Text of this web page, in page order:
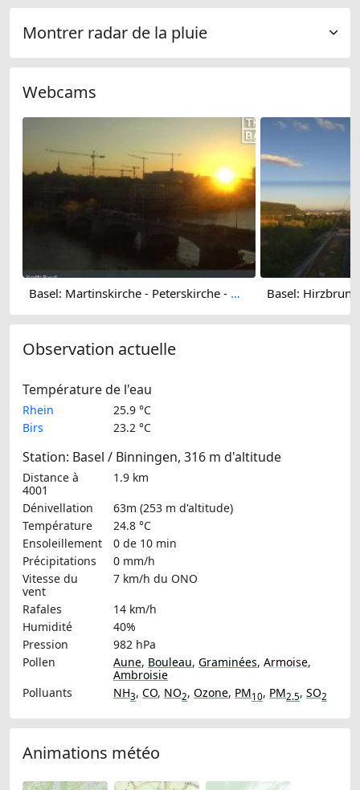
Montrer radar de la pluie
Webcams
Basel: Martinskirche - Peterskirche - Middle Bridge, Basel - Basel Minster - Pfalz - Universität Basel - Spalentor - Rhine Promenade - Wettsteinbrücke
Observation actuelle
Température de l'eau
Rhein
25.9 °C
Birs
23.2 °C
Station: Basel / Binningen, 316 m d'altitude
Distance à
4001
1.9 km
Dénivellation
63m (253 m d'altitude)
Température
24.8 °C
Ensoleillement
0 de 10 min
Précipitations
0 mm/h
Vitesse du
vent
7 km/h du ONO
Rafales
14 km/h
Humidité
40%
Pression
982 hPa
Pollen
Aune, Bouleau, Graminées, Armoise,
Ambroisie
Polluants
NH3, CO, NO2, Ozone, PM10, PM2.5, SO2
Animations météo